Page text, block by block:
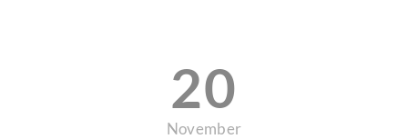
20
November